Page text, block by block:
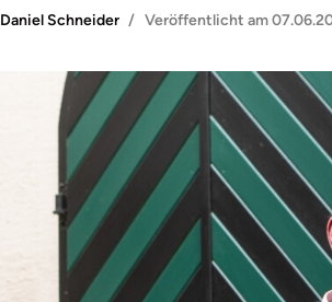
Daniel Schneider / Veröffentlicht am